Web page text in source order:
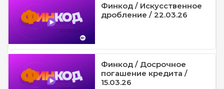
Финкод / Искусственное
дробление / 22.03.26
Финкод / Досрочное
погашение кредита /
15.03.26